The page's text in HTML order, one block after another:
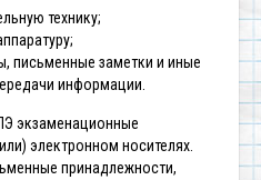
технику;
письменные заметки и иные
информации.
экзаменационные
электронном носителях.
принадлежности,